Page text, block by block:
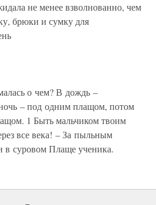
не менее взволнованно, чем
брюки и сумку для
о чем? В дождь –
– под одним плащом, потом
1 Быть мальчиком твоим
все века! – За пыльным
в суровом Плаще ученика.